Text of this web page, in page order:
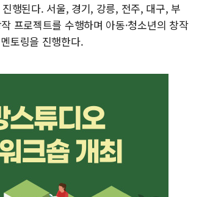
보로노이, 폐암 치료제 'VRN11' 캐나다 IND 신청
행된다. 서울, 경기, 강릉, 전주, 대구, 부
프로젝트를 수행하며 아동·청소년의 창작
토링을 진행한다.